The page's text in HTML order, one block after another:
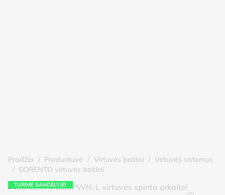
Pradžia / Parduotuvė / Virtuvės baldai / Virtuvės sistemos
/ SORENTO virtuvės baldai
TURIME SANDĖLYJE!